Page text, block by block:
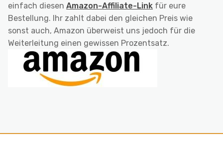
einfach diesen Amazon-Affiliate-Link für eure
Bestellung. Ihr zahlt dabei den gleichen Preis wie
sonst auch, Amazon überweist uns jedoch für die
Weiterleitung einen gewissen Prozentsatz.